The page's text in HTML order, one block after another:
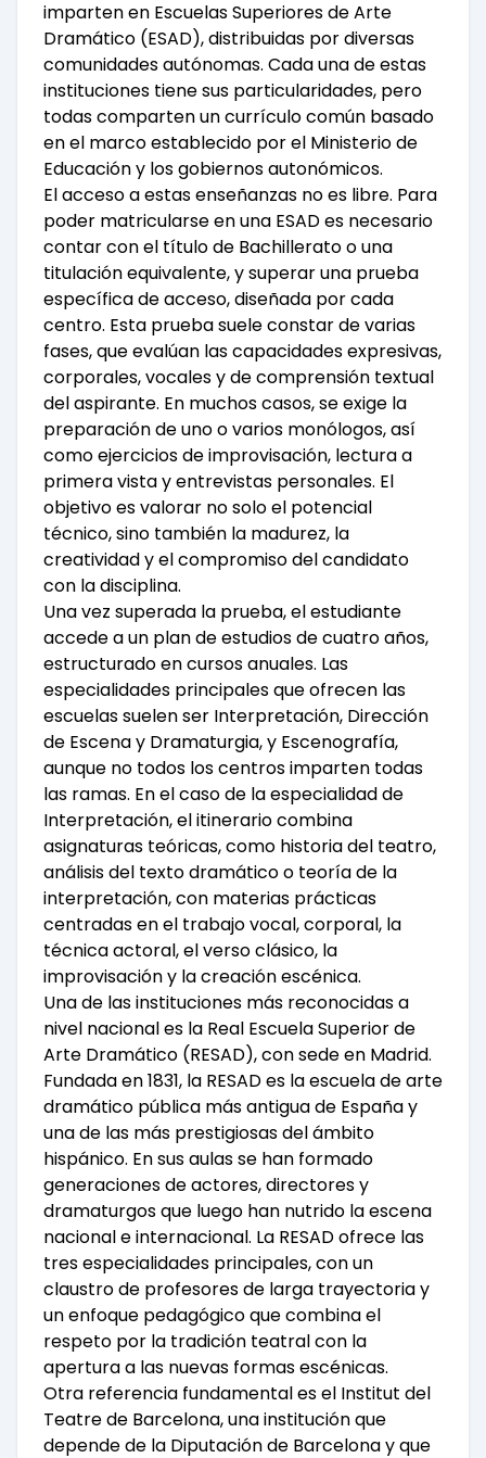
imparten en Escuelas Superiores de Arte
Dramático (ESAD), distribuidas por diversas
comunidades autónomas. Cada una de estas
instituciones tiene sus particularidades, pero
todas comparten un currículo común basado
en el marco establecido por el Ministerio de
Educación y los gobiernos autonómicos.
El acceso a estas enseñanzas no es libre. Para
poder matricularse en una ESAD es necesario
contar con el título de Bachillerato o una
titulación equivalente, y superar una prueba
específica de acceso, diseñada por cada
centro. Esta prueba suele constar de varias
fases, que evalúan las capacidades expresivas,
corporales, vocales y de comprensión textual
del aspirante. En muchos casos, se exige la
preparación de uno o varios monólogos, así
como ejercicios de improvisación, lectura a
primera vista y entrevistas personales. El
objetivo es valorar no solo el potencial
técnico, sino también la madurez, la
creatividad y el compromiso del candidato
con la disciplina.
Una vez superada la prueba, el estudiante
accede a un plan de estudios de cuatro años,
estructurado en cursos anuales. Las
especialidades principales que ofrecen las
escuelas suelen ser Interpretación, Dirección
de Escena y Dramaturgia, y Escenografía,
aunque no todos los centros imparten todas
las ramas. En el caso de la especialidad de
Interpretación, el itinerario combina
asignaturas teóricas, como historia del teatro,
análisis del texto dramático o teoría de la
interpretación, con materias prácticas
centradas en el trabajo vocal, corporal, la
técnica actoral, el verso clásico, la
improvisación y la creación escénica.
Una de las instituciones más reconocidas a
nivel nacional es la Real Escuela Superior de
Arte Dramático (RESAD), con sede en Madrid.
Fundada en 1831, la RESAD es la escuela de arte
dramático pública más antigua de España y
una de las más prestigiosas del ámbito
hispánico. En sus aulas se han formado
generaciones de actores, directores y
dramaturgos que luego han nutrido la escena
nacional e internacional. La RESAD ofrece las
tres especialidades principales, con un
claustro de profesores de larga trayectoria y
un enfoque pedagógico que combina el
respeto por la tradición teatral con la
apertura a las nuevas formas escénicas.
Otra referencia fundamental es el Institut del
Teatre de Barcelona, una institución que
depende de la Diputación de Barcelona y que